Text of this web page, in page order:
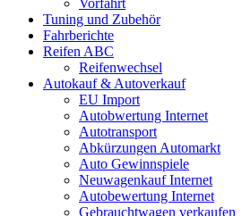
Vorfahrt
Tuning und Zubehör
Fahrberichte
Reifen ABC
Reifenwechsel
Autokauf & Autoverkauf
EU Import
Autobwertung Internet
Autotransport
Abkürzungen Automarkt
Auto Gewinnspiele
Neuwagenkauf Internet
Autobewertung Internet
Gebrauchtwagen verkaufen